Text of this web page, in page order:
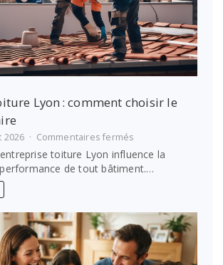
Lyon : comment choisir le
2026 Commentaires fermés
Entreprise
toiture
Lyon :
bon
prestataire
entreprise toiture Lyon influence la
de tout bâtiment.…